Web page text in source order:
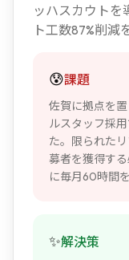
ッハスカウトを
ト工数87%削減
😰課題
佐賀に拠点を
ルスタッフ採
た。限られた
募者を獲得す
に毎月60時間
✨解決策